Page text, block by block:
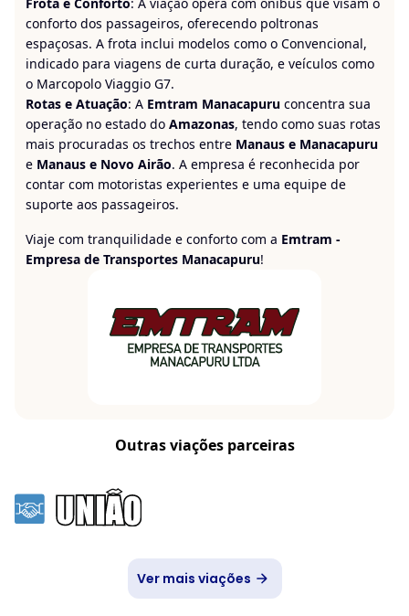
conforto dos passageiros, oferecendo poltronas
espaçosas. A frota inclui modelos como o Convencional,
indicado para viagens de curta duração, e veículos como
o Marcopolo Viaggio G7.
Rotas e Atuação: A Emtram Manacapuru concentra sua
operação no estado do Amazonas, tendo como suas rotas
mais procuradas os trechos entre Manaus e Manacapuru
e Manaus e Novo Airão. A empresa é reconhecida por
contar com motoristas experientes e uma equipe de
suporte aos passageiros.
Viaje com tranquilidade e conforto com a Emtram -
Empresa de Transportes Manacapuru!
Outras viações parceiras
Ver mais viações